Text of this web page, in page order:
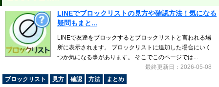
LINEでブロックリストの見方や確認方法！気になる
疑問もまと...
LINEで友達をブロックするとブロックリストと言われる場
所に表示されます。 ブロックリストに追加した場合にいく
つか気になる事があります。 そこでこのページでは...
最終更新日：2026-05-08
ブロックリスト
見方 確認 方法 まとめ